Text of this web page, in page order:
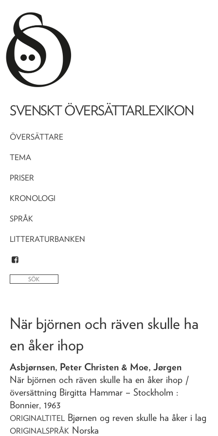
SVENSKT ÖVERSÄTTARLEXIKON
ÖVERSÄTTARE
TEMA
PRISER
KRONOLOGI
SPRÅK
LITTERATURBANKEN
När björnen och räven skulle ha
en åker ihop
Asbjørnsen, Peter Christen & Moe, Jørgen
När björnen och räven skulle ha en åker ihop /
översättning Birgitta Hammar – Stockholm :
Bonnier, 1963
ORIGINALTITEL Bjørnen og reven skulle ha åker i lag
ORIGINALSPRÅK Norska